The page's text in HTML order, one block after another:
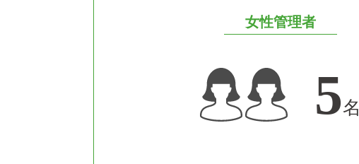
女性管理者
5名